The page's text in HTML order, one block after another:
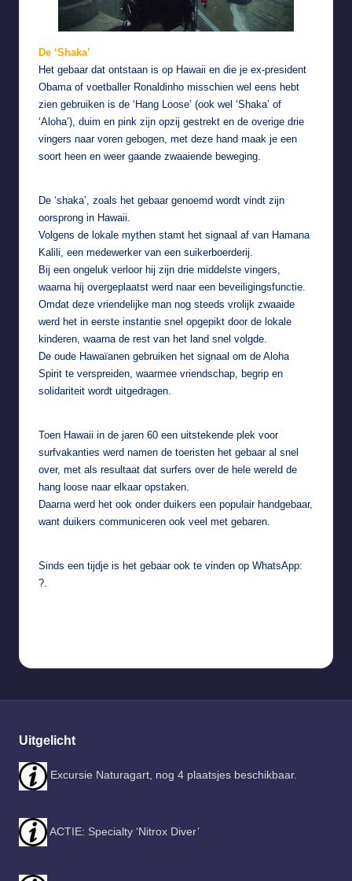
De ‘Shaka’
Het gebaar dat ontstaan is op Hawaii en die je ex-president
Obama of voetballer Ronaldinho misschien wel eens hebt
zien gebruiken is de ‘Hang Loose’ (ook wel ‘Shaka’ of
‘Aloha’), duim en pink zijn opzij gestrekt en de overige drie
vingers naar voren gebogen, met deze hand maak je een
soort heen en weer gaande zwaaiende beweging.
De ‘shaka’, zoals het gebaar genoemd wordt vindt zijn
oorsprong in Hawaii.
Volgens de lokale mythen stamt het signaal af van Hamana
Kalili, een medewerker van een suikerboerderij.
Bij een ongeluk verloor hij zijn drie middelste vingers,
waarna hij overgeplaatst werd naar een beveiligingsfunctie.
Omdat deze vriendelijke man nog steeds vrolijk zwaaide
werd het in eerste instantie snel opgepikt door de lokale
kinderen, waarna de rest van het land snel volgde.
De oude Hawaïanen gebruiken het signaal om de Aloha
Spirit te verspreiden, waarmee vriendschap, begrip en
solidariteit wordt uitgedragen.
Toen Hawaii in de jaren 60 een uitstekende plek voor
surfvakanties werd namen de toeristen het gebaar al snel
over, met als resultaat dat surfers over de hele wereld de
hang loose naar elkaar opstaken.
Daarna werd het ook onder duikers een populair handgebaar,
want duikers communiceren ook veel met gebaren.
Sinds een tijdje is het gebaar ook te vinden op WhatsApp:
?.
Uitgelicht
Excursie Naturagart, nog 4 plaatsjes beschikbaar.
ACTIE: Specialty ‘Nitrox Diver’